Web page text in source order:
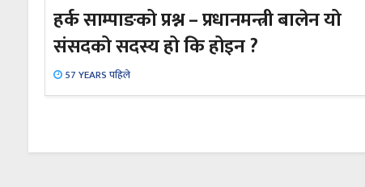
हर्क साम्पाङको प्रश्न – प्रधानमन्त्री बालेन यो
संसदको सदस्य हो कि होइन ?
57 YEARS पहिले